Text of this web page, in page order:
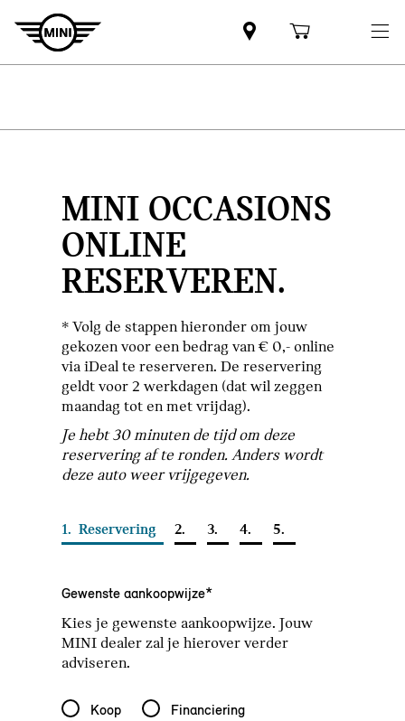
MINI OCCASIONS
ONLINE
RESERVEREN.
* Volg de stappen hieronder om jouw
gekozen voor een bedrag van € 0,- online
via iDeal te reserveren. De reservering
geldt voor 2 werkdagen (dat wil zeggen
maandag tot en met vrijdag).
Je hebt 30 minuten de tijd om deze
reservering af te ronden. Anders wordt
deze auto weer vrijgegeven.
1. Reservering 2. 3. 4. 5.
Gewenste aankoopwijze*
Kies je gewenste aankoopwijze. Jouw
MINI dealer zal je hierover verder
adviseren.
Gewenste aankoopwijze*
Koop
Financiering